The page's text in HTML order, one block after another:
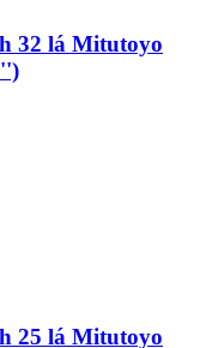
32 lá Mitutoyo
25 lá Mitutoyo